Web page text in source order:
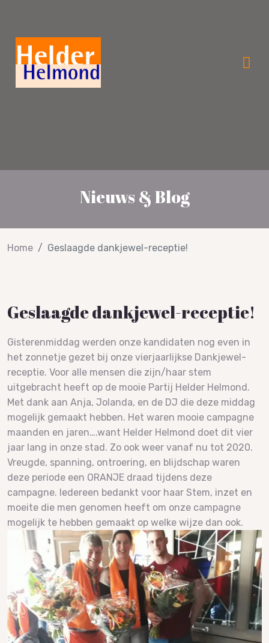
Nieuws & Blog
Home Geslaagde dankjewel-receptie!
Geslaagde dankjewel-receptie!
Gisterenmiddag werden onze kandidaten nog even in
het zonnetje gezet bij onze vierjaarlijkse Dankjewel-
receptie. Voor alle mensen die zijn/haar stem
uitgebracht heeft op de mooie Partij Helder Helmond.
Met dank aan Anja, Jolanda, en de DJ die deze middag
mogelijk gemaakt hebben. Het waren mooie campagne
maanden en jaren….want Helder Helmond doet dit vier
jaar lang in onze stad. Zo ook weer vanaf nu tot 2020.
Vreugde, spanning, ontroering, en blijdschap waren
deze periode een ORANJE draad tijdens deze
campagne. Iedereen bedankt voor haar Stem, inzet en
moeite die men genomen heeft om onze campagne
mogelijk te hebben gemaakt op welke wijze dan ook.